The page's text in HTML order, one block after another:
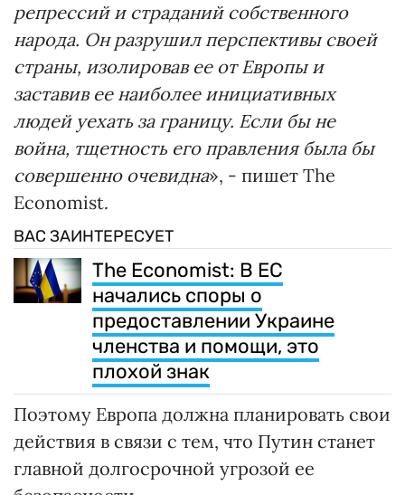
репрессий и страданий собственного
народа. Он разрушил перспективы своей
страны, изолировав ее от Европы и
заставив ее наиболее инициативных
людей уехать за границу. Если бы не
война, тщетность его правления была бы
совершенно очевидна», - пишет The
Economist.
ВАС ЗАИНТЕРЕСУЕТ
The Economist: В ЕС
начались споры о
предоставлении Украине
членства и помощи, это
плохой знак
Поэтому Европа должна планировать свои
действия в связи с тем, что Путин станет
главной долгосрочной угрозой ее